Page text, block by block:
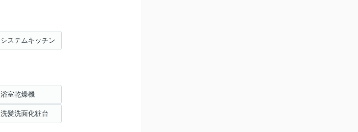
システムキッチン
浴室乾燥機
洗髪洗面化粧台